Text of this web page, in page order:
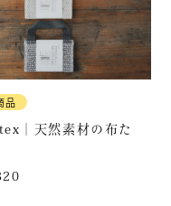
品
｜天然素材の布た